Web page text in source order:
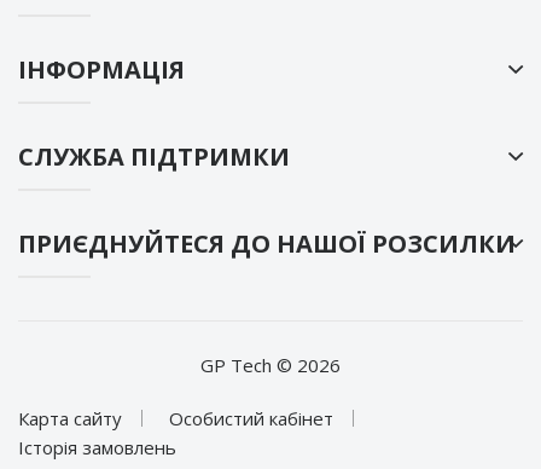
ІНФОРМАЦІЯ
СЛУЖБА ПІДТРИМКИ
ПРИЄДНУЙТЕСЯ ДО НАШОЇ РОЗСИЛКИ
GP Tech © 2026
Карта сайту
Особистий кабінет
Історія замовлень